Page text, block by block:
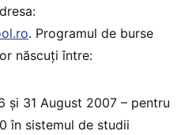
. Programul de burse
născuți între:
și 31 August 2007 – pentru
în sistemul de studii